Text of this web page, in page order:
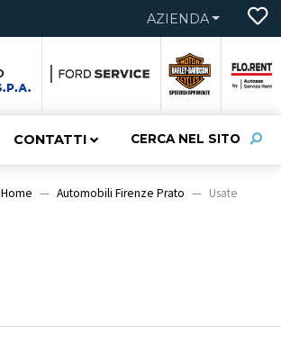
AZIENDA
CERCA NEL SITO
CONTATTI
Home Automobili Firenze Prato Usate